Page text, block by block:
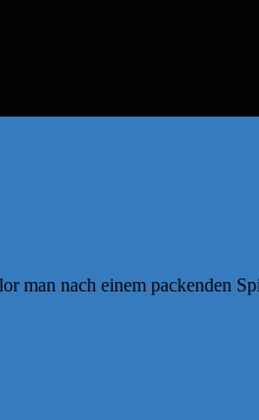
nach einem packenden